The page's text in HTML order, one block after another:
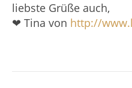
liebste Grüße auch,
❤ Tina von http://